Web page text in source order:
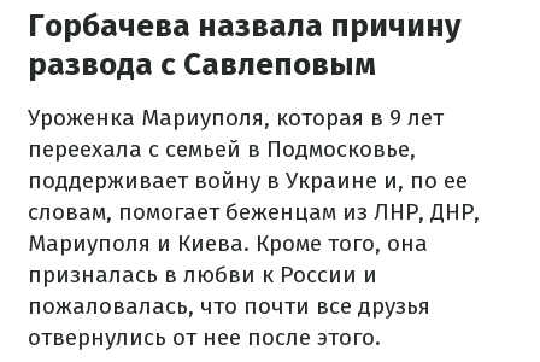
Горбачева назвала причину
развода с Савлеповым
Уроженка Мариуполя, которая в 9 лет
переехала с семьей в Подмосковье,
поддерживает войну в Украине и, по ее
словам, помогает беженцам из ЛНР, ДНР,
Мариуполя и Киева. Кроме того, она
призналась в любви к России и
пожаловалась, что почти все друзья
отвернулись от нее после этого.